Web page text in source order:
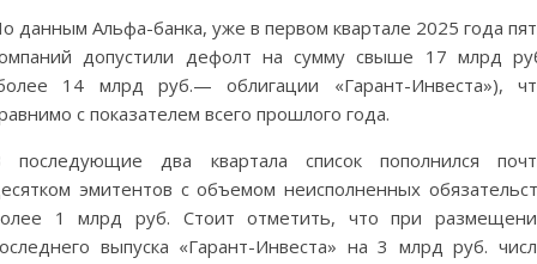
данным Альфа-банка, уже в первом квартале 2025 года
допустили дефолт на сумму свыше 17 млрд
14 млрд руб.— облигации «Гарант-Инвеста»),
с показателем всего прошлого года.
последующие два квартала список пополнился
эмитентов с объемом неисполненных
1 млрд руб. Стоит отметить, что при
выпуска «Гарант-Инвеста» на 3 млрд руб.